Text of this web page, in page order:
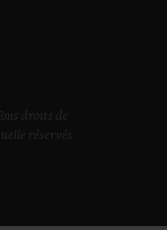
droits de
réservés